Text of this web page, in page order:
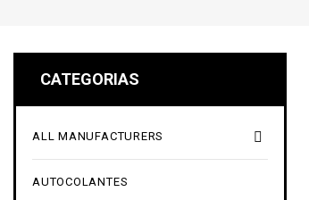
CATEGORIAS

ALL MANUFACTURERS
AUTOCOLANTES